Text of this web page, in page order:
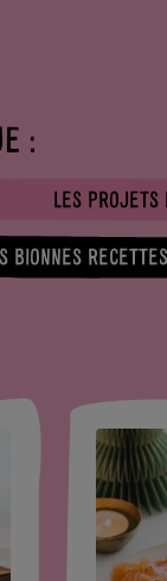
:
LES PROJETS
BIONNES RECETTES